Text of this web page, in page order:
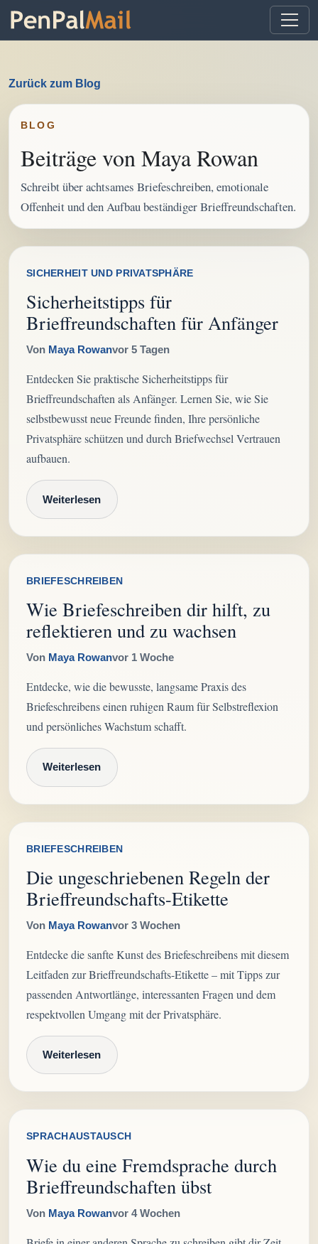
Zurück zum Blog
BLOG
Beiträge von Maya Rowan
Schreibt über achtsames Briefeschreiben, emotionale
Offenheit und den Aufbau beständiger Brieffreundschaften.
SICHERHEIT UND PRIVATSPHÄRE
Sicherheitstipps für
Brieffreundschaften für Anfänger
Von Maya Rowanvor 5 Tagen
Entdecken Sie praktische Sicherheitstipps für
Brieffreundschaften als Anfänger. Lernen Sie, wie Sie
selbstbewusst neue Freunde finden, Ihre persönliche
Privatsphäre schützen und durch Briefwechsel Vertrauen
aufbauen.
Weiterlesen
BRIEFESCHREIBEN
Wie Briefeschreiben dir hilft, zu
reflektieren und zu wachsen
Von Maya Rowanvor 1 Woche
Entdecke, wie die bewusste, langsame Praxis des
Briefeschreibens einen ruhigen Raum für Selbstreflexion
und persönliches Wachstum schafft.
Weiterlesen
BRIEFESCHREIBEN
Die ungeschriebenen Regeln der
Brieffreundschafts-Etikette
Von Maya Rowanvor 3 Wochen
Entdecke die sanfte Kunst des Briefeschreibens mit diesem
Leitfaden zur Brieffreundschafts-Etikette – mit Tipps zur
passenden Antwortlänge, interessanten Fragen und dem
respektvollen Umgang mit der Privatsphäre.
Weiterlesen
SPRACHAUSTAUSCH
Wie du eine Fremdsprache durch
Brieffreundschaften übst
Von Maya Rowanvor 4 Wochen